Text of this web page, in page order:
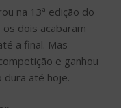
na 13ª edição do
dois acabaram
a final. Mas
e ganhou
dura até hoje.